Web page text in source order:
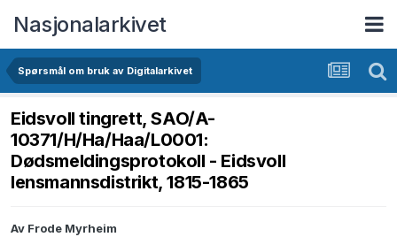
Nasjonalarkivet
Spørsmål om bruk av Digitalarkivet
Eidsvoll tingrett, SAO/A-
10371/H/Ha/Haa/L0001:
Dødsmeldingsprotokoll - Eidsvoll
lensmannsdistrikt, 1815-1865
Av Frode Myrheim